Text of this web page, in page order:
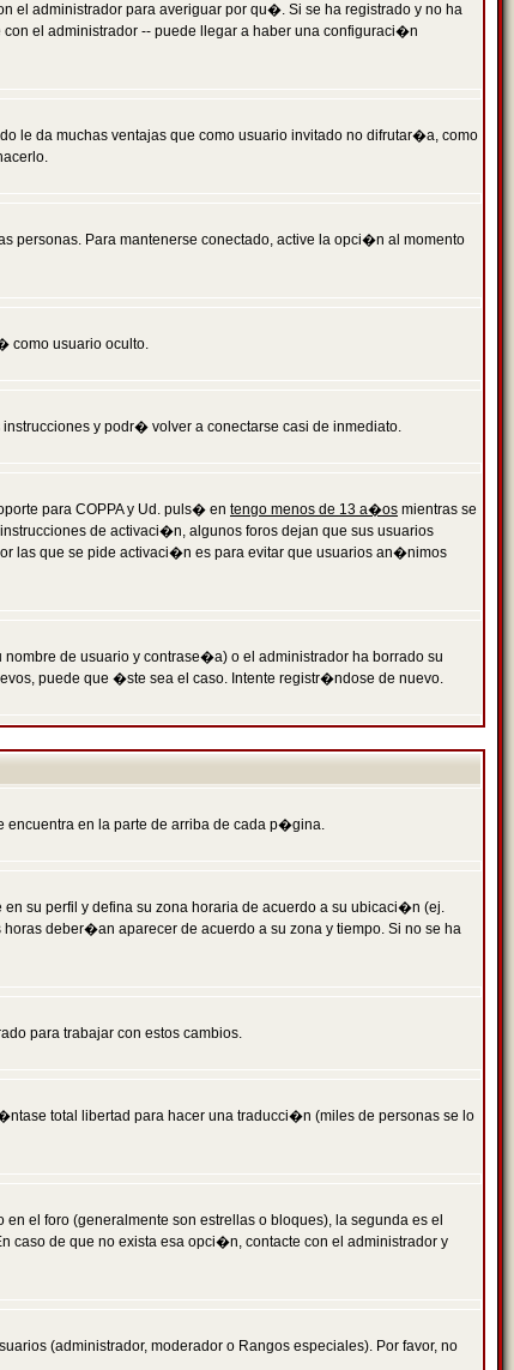
el administrador para averiguar por qu�. Si se ha registrado y no ha
el administrador -- puede llegar a haber una configuraci�n
le da muchas ventajas que como usuario invitado no difrutar�a, como
personas. Para mantenerse conectado, active la opci�n al momento
como usuario oculto.
instrucciones y podr� volver a conectarse casi de inmediato.
para COPPA y Ud. puls� en tengo menos de 13 a�os mientras se
de activaci�n, algunos foros dejan que sus usuarios
las que se pide activaci�n es para evitar que usuarios an�nimos
de usuario y contrase�a) o el administrador ha borrado su
puede que �ste sea el caso. Intente registr�ndose de nuevo.
encuentra en la parte de arriba de cada p�gina.
su perfil y defina su zona horaria de acuerdo a su ubicaci�n (ej.
deber�an aparecer de acuerdo a su zona y tiempo. Si no se ha
para trabajar con estos cambios.
total libertad para hacer una traducci�n (miles de personas se lo
el foro (generalmente son estrellas o bloques), la segunda es el
caso de que no exista esa opci�n, contacte con el administrador y
(administrador, moderador o Rangos especiales). Por favor, no